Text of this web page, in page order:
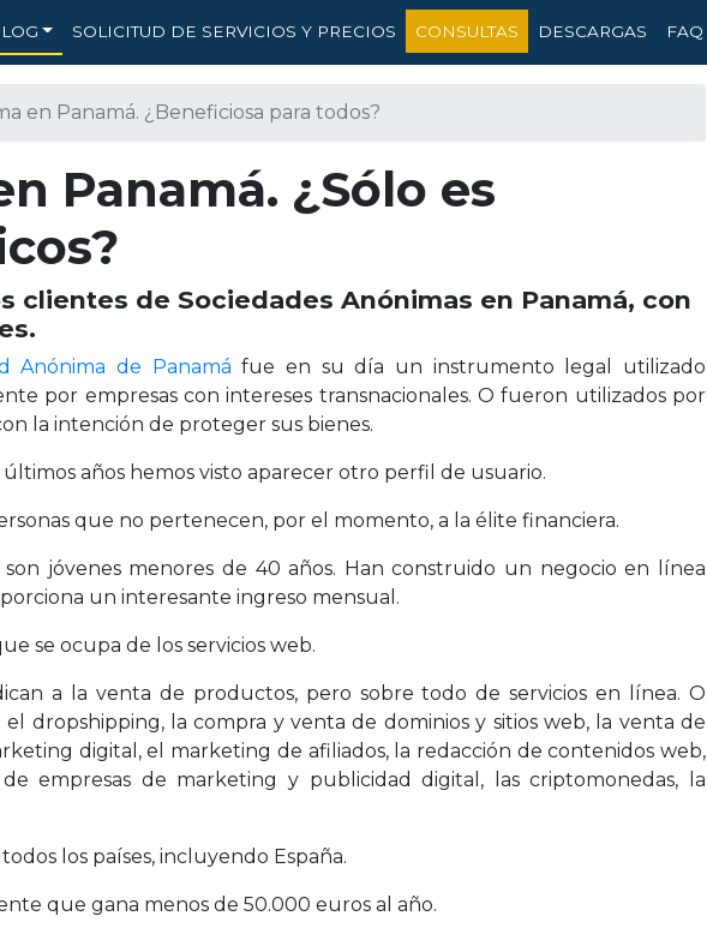
SOLICITUD DE SERVICIOS Y PRECIOS CONSULTAS DESCARGAS FAQ
en Panamá. ¿Beneficiosa para todos?
Panamá. ¿Sólo es
clientes de Sociedades Anónimas en Panamá, con
Anónima de Panamá fue en su día un instrumento legal utilizado
por empresas con intereses transnacionales. O fueron utilizados por
la intención de proteger sus bienes.
últimos años hemos visto aparecer otro perfil de usuario.
que no pertenecen, por el momento, a la élite financiera.
son jóvenes menores de 40 años. Han construido un negocio en línea
un interesante ingreso mensual.
se ocupa de los servicios web.
a la venta de productos, pero sobre todo de servicios en línea. O
dropshipping, la compra y venta de dominios y sitios web, la venta de
digital, el marketing de afiliados, la redacción de contenidos web,
empresas de marketing y publicidad digital, las criptomonedas, la
los países, incluyendo España.
que gana menos de 50.000 euros al año.